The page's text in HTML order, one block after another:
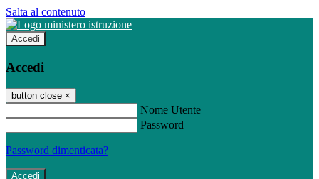
Salta al contenuto
Accedi
Accedi
button close ×
Nome Utente
Password
Password dimenticata?